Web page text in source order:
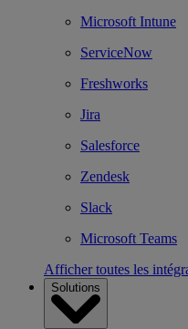
Microsoft Intune
ServiceNow
Freshworks
Jira
Salesforce
Zendesk
Slack
Microsoft Teams
Afficher toutes les
Solutions